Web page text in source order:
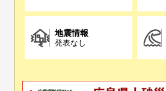
地震情報
発表なし